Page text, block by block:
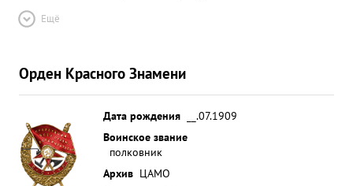
Ещё
Орден Красного Знамени
Дата рождения
__.07.1909
Воинское звание
полковник
Архив ЦАМО